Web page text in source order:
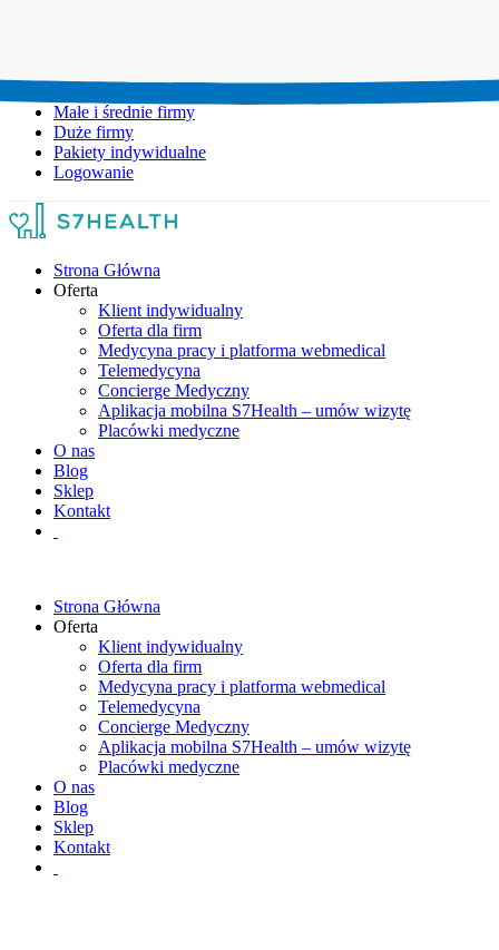
Małe i średnie firmy
Duże firmy
Pakiety indywidualne
Logowanie
Strona Główna
Oferta
Klient indywidualny
Oferta dla firm
Medycyna pracy i platforma webmedical
Telemedycyna
Concierge Medyczny
Aplikacja mobilna S7Health – umów wizytę
Placówki medyczne
O nas
Blog
Sklep
Kontakt
Strona Główna
Oferta
Klient indywidualny
Oferta dla firm
Medycyna pracy i platforma webmedical
Telemedycyna
Concierge Medyczny
Aplikacja mobilna S7Health – umów wizytę
Placówki medyczne
O nas
Blog
Sklep
Kontakt